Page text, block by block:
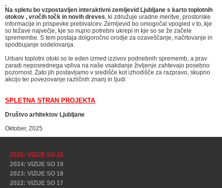
Na spletu bo vzpostavljen interaktivni zemljevid Ljubljane s karto toplotnih
otokov , vročih točk in novih dreves , ki združuje uradne meritve, prostorske
informacije in prispevke prebivalcev. Zemljevid bo omogočal vpogled v to, kje
so težave največje, kje so nujno potrebni ukrepi in kje so se že začele
spremembe. S tem postaja dolgoročno orodje za ozaveščanje, načrtovanje in
spodbujanje sodelovanja.
Urbani toplotni otoki so le eden izmed izzivov podnebnih sprememb, a prav
zaradi neposrednega vpliva na naše vsakdanje življenje zahtevajo posebno
pozornost. Zato jih postavljamo v središče kot izhodišče za razpravo, skupno
akcijo ter povezovanje različnih znanj in ljudi.
SPLETNA STRAN PROJEKTA
Društvo arhitektov Ljubljane
Oktober, 2025
2025: VIZIJE SO 20
2024: VIZIJE SO 19
2023: VIZIJE SO 18
2022: VIZIJE SO 17